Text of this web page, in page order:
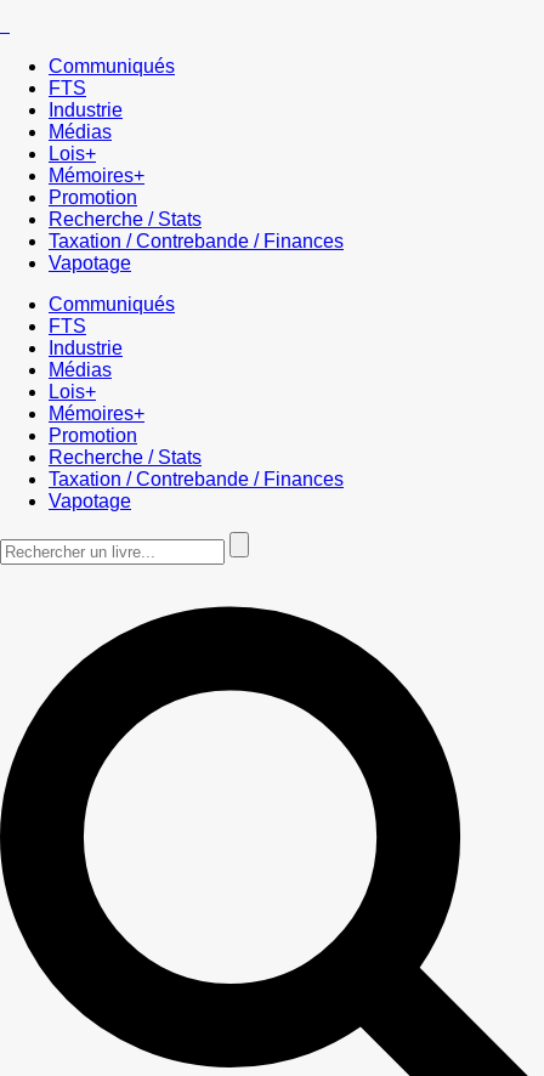
Communiqués
FTS
Industrie
Médias
Lois+
Mémoires+
Promotion
Recherche / Stats
Taxation / Contrebande / Finances
Vapotage
Communiqués
FTS
Industrie
Médias
Lois+
Mémoires+
Promotion
Recherche / Stats
Taxation / Contrebande / Finances
Vapotage